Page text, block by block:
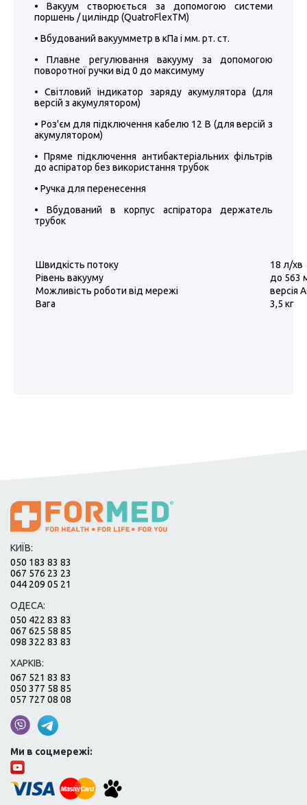
• Вакуум створюється за допомогою системи
поршень / циліндр (QuatroFlexTM)
• Вбудований вакуумметр в кПа і мм. рт. ст.
• Плавне регулювання вакууму за допомогою
поворотної ручки від 0 до максимуму
• Світловий індикатор заряду акумулятора (для
версій з акумулятором)
• Роз'єм для підключення кабелю 12 В (для версій з
акумулятором)
• Пряме підключення антибактеріальних фільтрів
до аспіратор без використання трубок
• Ручка для перенесення
• Вбудований в корпус аспіратора держатель
трубок
Швидкість потоку
18 л/хв
Рівень вакууму
до 563
Можливість роботи від мережі
версія
Вага
3,5 кг
КИЇВ:
050 183 83 83
067 576 23 23
044 209 05 21
ОДЕСА:
050 422 83 83
067 625 58 85
098 322 83 83
ХАРКІВ:
067 521 83 83
050 377 58 85
057 727 08 08
Ми в соцмережі: